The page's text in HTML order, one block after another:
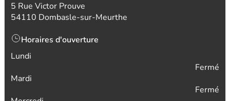
5 Rue Victor Prouve
54110 Dombasle-sur-Meurthe
Horaires d'ouverture
Lundi
Fermé
Mardi
Fermé